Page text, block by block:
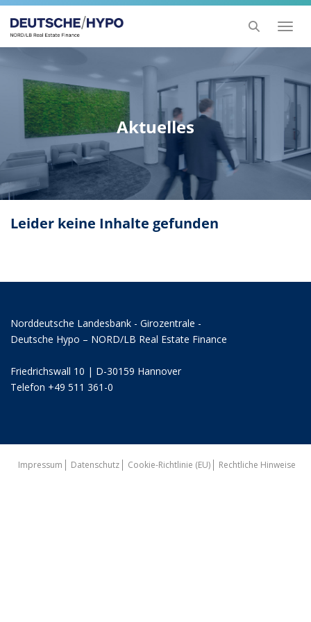
Toggle
Aktuelles
Leider keine Inhalte gefunden
Norddeutsche Landesbank - Girozentrale -
Deutsche Hypo – NORD/LB Real Estate Finance
Friedrichswall 10 | D-30159 Hannover
Telefon +49 511 361-0
Impressum Datenschutz Cookie-Richtlinie (EU) Rechtliche Hinweise